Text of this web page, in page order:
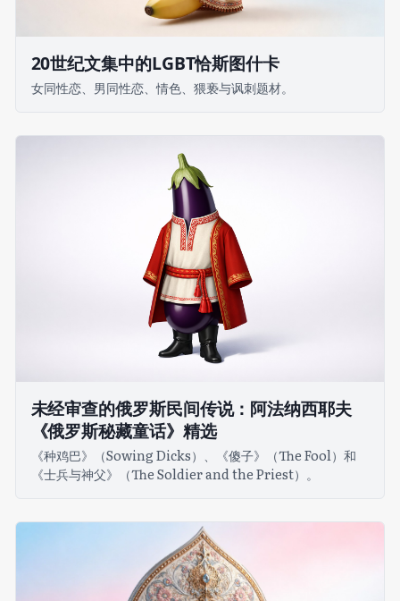
20世纪文集中的LGBT恰斯图什卡
女同性恋、男同性恋、情色、猥亵与讽刺题材。
未经审查的俄罗斯民间传说：阿法纳西耶夫
《俄罗斯秘藏童话》精选
《种鸡巴》（Sowing Dicks）、《傻子》（The Fool）和
《士兵与神父》（The Soldier and the Priest）。